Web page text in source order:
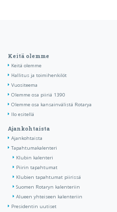
Keitä olemme
Keitä olemme
Hallitus ja toimihenkilöt
Vuositeema
Olemme osa piiriä 1390
Olemme osa kansainvälistä Rotarya
Ilo esitellä
Ajankohtaista
Ajankohtaista
Tapahtumakalenteri
Klubin kalenteri
Piirin tapahtumat
Klubien tapahtumat piirissä
Suomen Rotaryn kalenteriin
Alueen yhteiseen kalenteriin
Presidentin uutiset